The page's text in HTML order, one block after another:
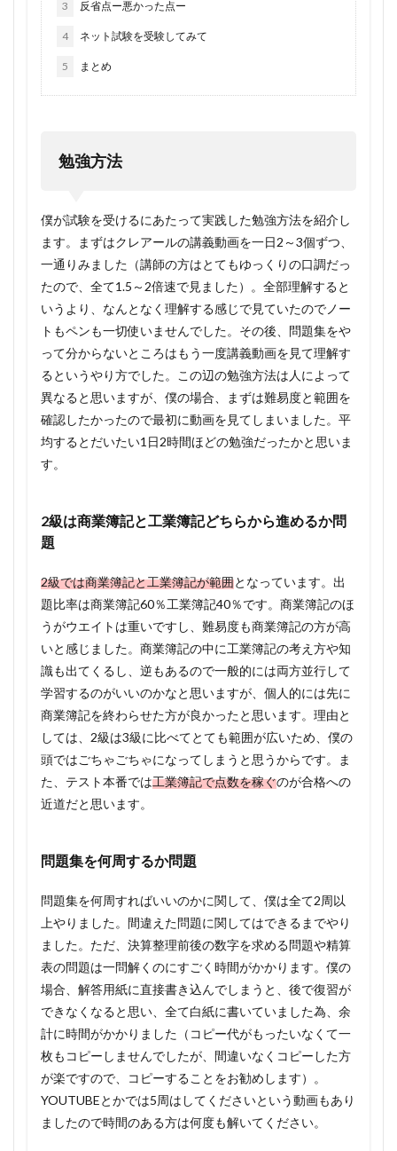
3 反省点ー悪かった点ー
4 ネット試験を受験してみて
5 まとめ
勉強方法
僕が試験を受けるにあたって実践した勉強方法を紹介し
ます。まずはクレアールの講義動画を一日2～3個ずつ、
一通りみました（講師の方はとてもゆっくりの口調だっ
たので、全て1.5～2倍速で見ました）。全部理解すると
いうより、なんとなく理解する感じで見ていたのでノー
トもペンも一切使いませんでした。その後、問題集をや
って分からないところはもう一度講義動画を見て理解す
るというやり方でした。この辺の勉強方法は人によって
異なると思いますが、僕の場合、まずは難易度と範囲を
確認したかったので最初に動画を見てしまいました。平
均するとだいたい1日2時間ほどの勉強だったかと思いま
す。
2級は商業簿記と工業簿記どちらから進めるか問
題
2級では商業簿記と工業簿記が範囲となっています。出
題比率は商業簿記60％工業簿記40％です。商業簿記のほ
うがウエイトは重いですし、難易度も商業簿記の方が高
いと感じました。商業簿記の中に工業簿記の考え方や知
識も出てくるし、逆もあるので一般的には両方並行して
学習するのがいいのかなと思いますが、個人的には先に
商業簿記を終わらせた方が良かったと思います。理由と
しては、2級は3級に比べてとても範囲が広いため、僕の
頭ではごちゃごちゃになってしまうと思うからです。ま
た、テスト本番では工業簿記で点数を稼ぐのが合格への
近道だと思います。
問題集を何周するか問題
問題集を何周すればいいのかに関して、僕は全て2周以
上やりました。間違えた問題に関してはできるまでやり
ました。ただ、決算整理前後の数字を求める問題や精算
表の問題は一問解くのにすごく時間がかかります。僕の
場合、解答用紙に直接書き込んでしまうと、後で復習が
できなくなると思い、全て白紙に書いていました為、余
計に時間がかかりました（コピー代がもったいなくて一
枚もコピーしませんでしたが、間違いなくコピーした方
が楽ですので、コピーすることをお勧めします）。
YOUTUBEとかでは5周はしてくださいという動画もあり
ましたので時間のある方は何度も解いてください。